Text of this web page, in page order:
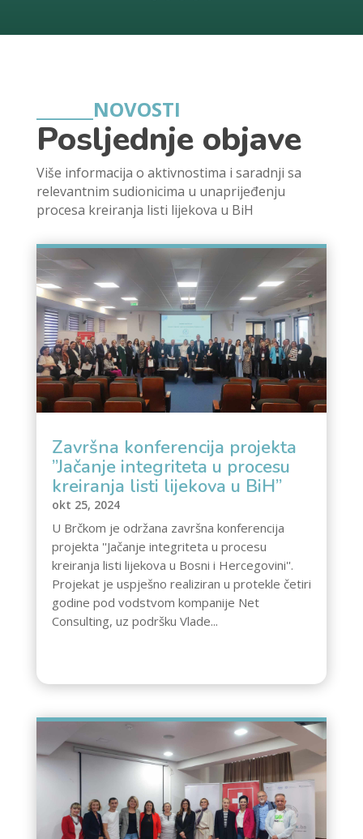
_______NOVOSTI
Posljednje objave
Više informacija o aktivnostima i saradnji sa
relevantnim sudionicima u unaprijeđenju
procesa kreiranja listi lijekova u BiH
Završna konferencija projekta
”Jačanje integriteta u procesu
kreiranja listi lijekova u BiH”
okt 25, 2024
U Brčkom je održana završna konferencija
projekta ''Jačanje integriteta u procesu
kreiranja listi lijekova u Bosni i Hercegovini''.
Projekat je uspješno realiziran u protekle četiri
godine pod vodstvom kompanije Net
Consulting, uz podršku Vlade...